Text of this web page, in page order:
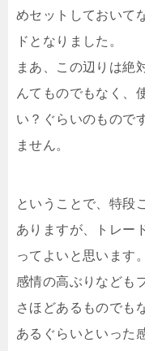
めセットしておいて
ドとなりました。
まあ、この辺りは絶
んてものでもなく、
い？ぐらいのもので
ません。
ということで、特段
ありますが、トレー
ってよいと思います。
感情の高ぶりなども
さほどあるものでも
あるぐらいといった